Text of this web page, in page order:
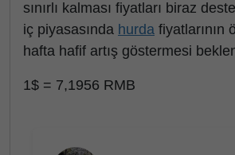
sınırlı kalması fiyatları biraz
iç piyasasında hurda fiyatlarının
hafta hafif artış göstermesi
1$ = 7,1956 RMB